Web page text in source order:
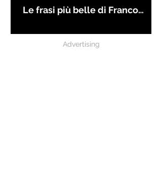
Le frasi più belle di Franco
Advertising